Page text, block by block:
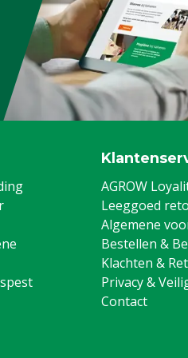
onze algemene
voorwaarden,
kopje "Klantenservice
onderaan deze
AGROW
Leeggoed
Algemene
Bestellen &
Klachten &
Privacy &
Contact